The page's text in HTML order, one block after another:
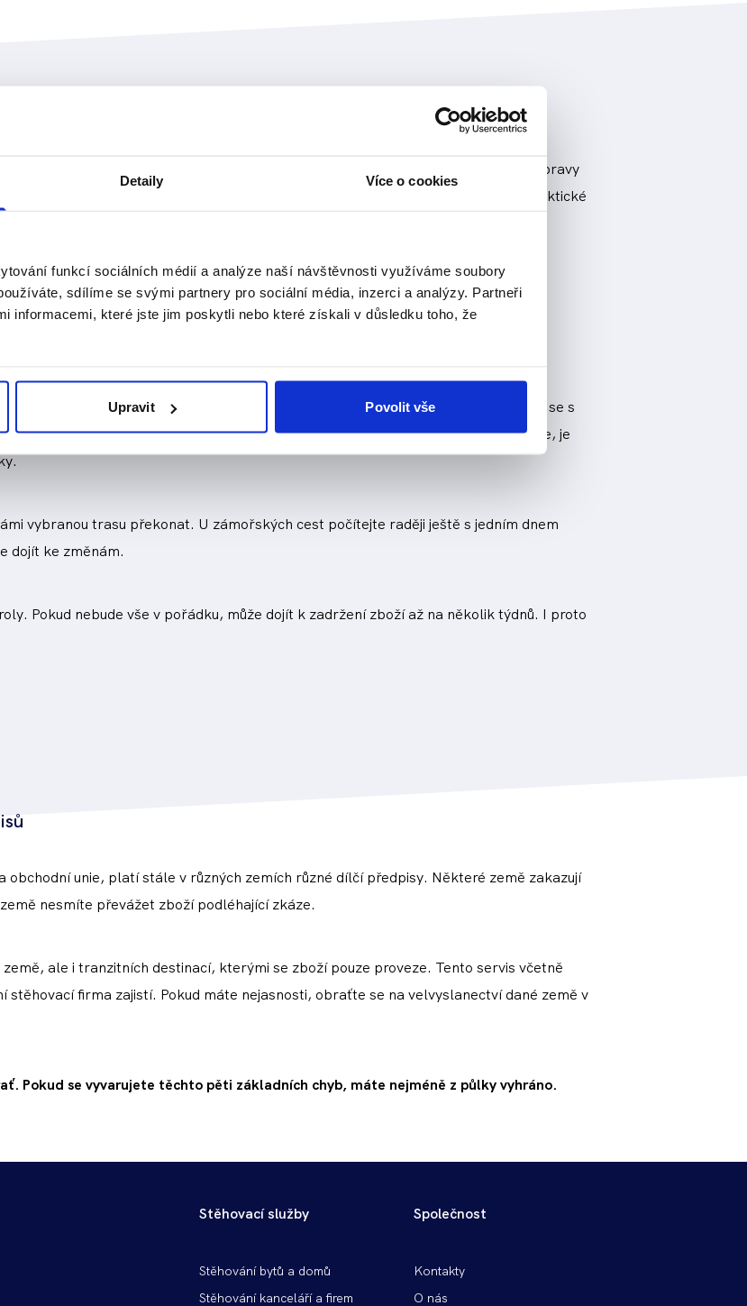
Detaily Více o cookies
funkcí sociálních médií a analýze naší návštěvnosti využíváme soubory
sdílíme se svými partnery pro sociální média, inzerci a analýzy. Partneři
informacemi, které jste jim poskytli nebo které získali v důsledku toho, že
Upravit Povolit vše
přepravcem. Udejte mu své telefonní číslo, na kterém budete po celou dobu přepravy
anebo je nutné zaslat dodatečně nějaké dokumenty, z tohoto důvodu je praktické
pohybu vozidla nebo lodi s nákladem přes internet a GPS navigaci.
času. Pokud stěhujete náklad například do USA, může trvat i několik týdnů než se s
z USA do Ruska trvá dva měsíce. Pokud potřebujete mít část nákladu u sebe dříve, je
vybranou trasu překonat. U zámořských cest počítejte raději ještě s jedním dnem
dojít ke změnám.
Pokud nebude vše v pořádku, může dojít k zadržení zboží až na několik týdnů. I proto
obchodní unie, platí stále v různých zemích různé dílčí předpisy. Některé země zakazují
nesmíte převážet zboží podléhající zkáze.
ale i tranzitních destinací, kterými se zboží pouze proveze. Tento servis včetně
firma zajistí. Pokud máte nejasnosti, obraťte se na velvyslanectví dané země v
Pokud se vyvarujete těchto pěti základních chyb, máte nejméně z půlky vyhráno.
Stěhovací služby
Patička
vlevo
Stěhování bytů a domů
Stěhování kanceláří a firem
Společnost
Patička
vpravo
Kontakty
O nás